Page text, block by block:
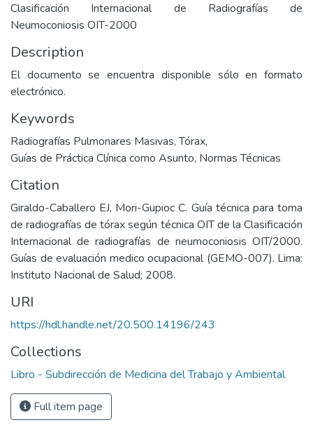
Clasificación Internacional de Radiografías de
Neumoconiosis OIT-2000
Description
El documento se encuentra disponible sólo en formato
electrónico.
Keywords
Radiografías Pulmonares Masivas,Tórax,
Guías de Práctica Clínica como Asunto, Normas Técnicas
Citation
Giraldo-Caballero EJ, Mori-Gupioc C. Guía técnica para toma
de radiografías de tórax según técnica OIT de la Clasificación
Internacional de radiografías de neumoconiosis OIT/2000.
Guías de evaluación medico ocupacional (GEMO-007). Lima:
Instituto Nacional de Salud; 2008.
URI
https://hdl.handle.net/20.500.14196/243
Collections
Libro - Subdirección de Medicina del Trabajo y Ambiental
Full item page